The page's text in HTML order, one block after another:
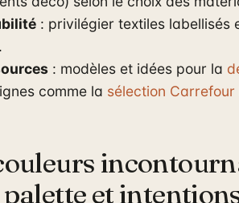
: privilégier textiles labellisés
: modèles et idées pour la
comme la sélection
palette et